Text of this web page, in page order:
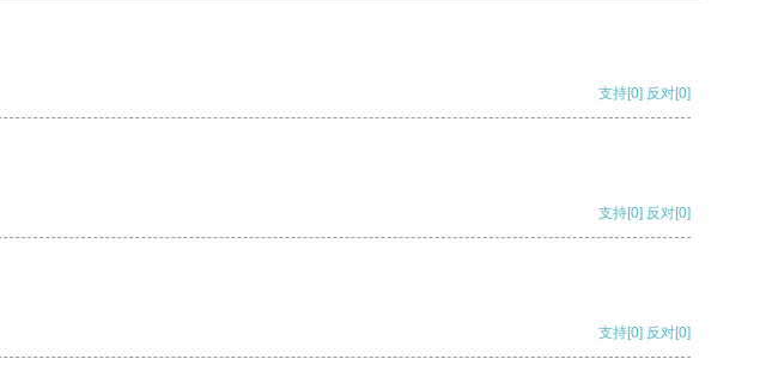
支持[0] 反对[0]
支持[0] 反对[0]
支持[0] 反对[0]